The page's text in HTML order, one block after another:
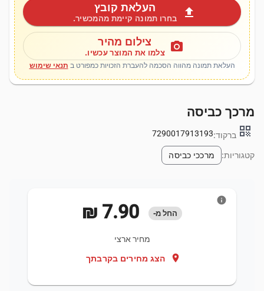
upload העלאת קובץ
בחרו תמונה קיימת מהמכשיר.
photo_camera צילום מהיר
צלמו את המוצר עכשיו.
העלאת תמונה מהווה הסכמה להעברת הזכויות כמפורט ב תנאי שימוש
מרכך כביסה
qr_code ברקוד:7290017913193
קטגוריות: מרככי כביסה
החל מ-
מחיר ארצי
location_on הצג מחירים בקרבתך
info